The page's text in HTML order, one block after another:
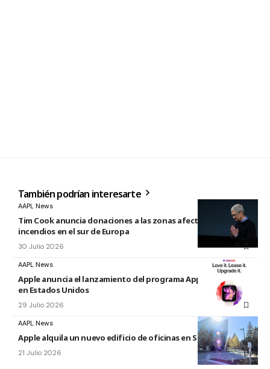
También podrían interesarte
AAPL News
Tim Cook anuncia donaciones a las zonas afectadas por los
incendios en el sur de Europa
30 Julio 2026
AAPL News
Apple anuncia el lanzamiento del programa Apple Upgrade
en Estados Unidos
29 Julio 2026
AAPL News
Apple alquila un nuevo edificio de oficinas en Sunnyvale
21 Julio 2026